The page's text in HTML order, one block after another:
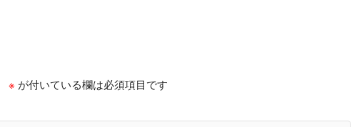
※ が付いている欄は必須項目です